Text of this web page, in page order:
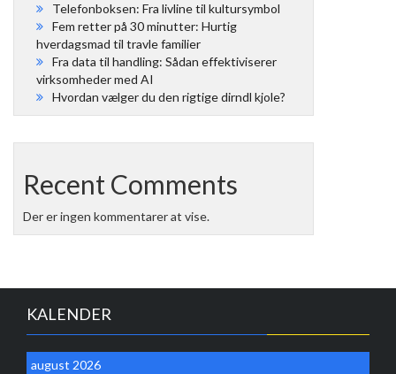
Telefonboksen: Fra livline til kultursymbol
Fem retter på 30 minutter: Hurtig
hverdagsmad til travle familier
Fra data til handling: Sådan effektiviserer
virksomheder med AI
Hvordan vælger du den rigtige dirndl kjole?
Recent Comments
Der er ingen kommentarer at vise.
KALENDER
august 2026